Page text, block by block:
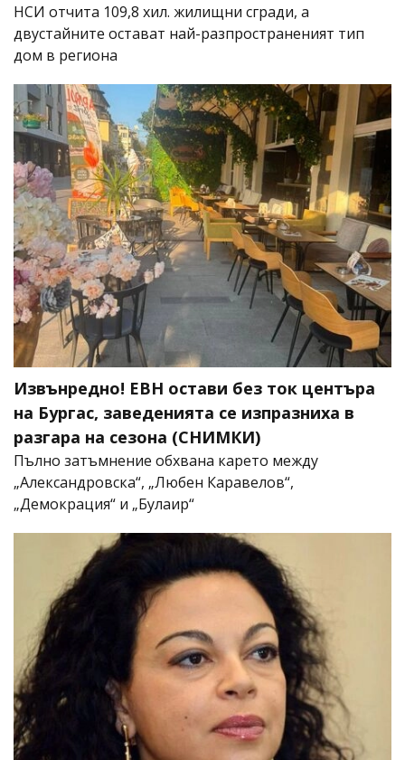
НСИ отчита 109,8 хил. жилищни сгради, а
двустайните остават най-разпространеният тип
дом в региона
Извънредно! ЕВН остави без ток центъра
на Бургас, заведенията се изпразниха в
разгара на сезона (СНИМКИ)
Пълно затъмнение обхвана карето между
„Александровска“, „Любен Каравелов“,
„Демокрация“ и „Булаир“